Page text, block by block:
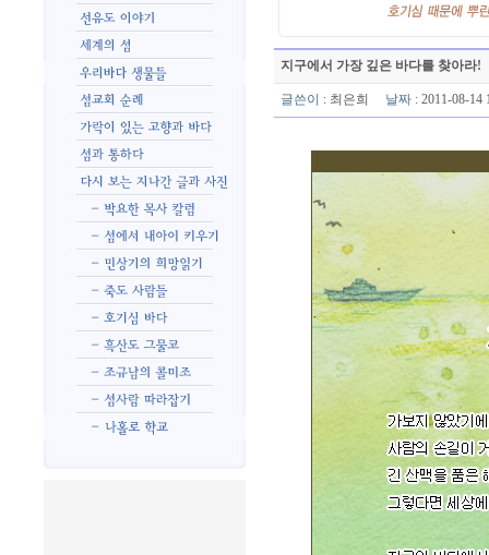
지구에서 가장 깊은 바다를 찾아라!
글쓴이 : 최은희 날짜: 2011-08-